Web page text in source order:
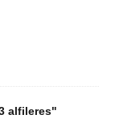
alfileres"